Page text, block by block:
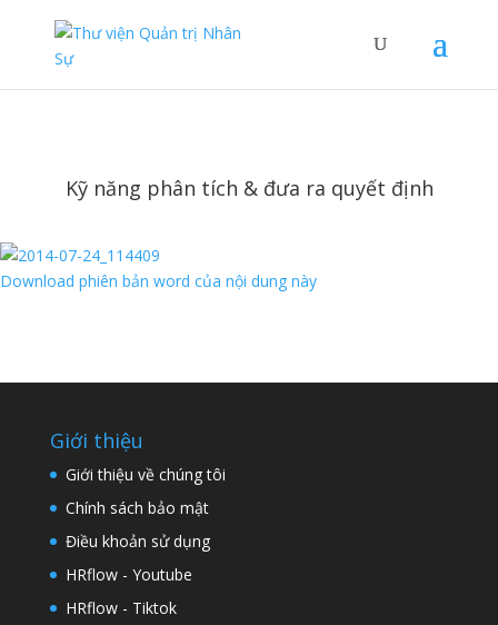
Kỹ năng phân tích & đưa ra quyết định
Download phiên bản word của nội dung này
Giới thiệu
Giới thiệu về chúng tôi
Chính sách bảo mật
Điều khoản sử dụng
HRflow - Youtube
HRflow - Tiktok